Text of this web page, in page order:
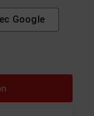
Google